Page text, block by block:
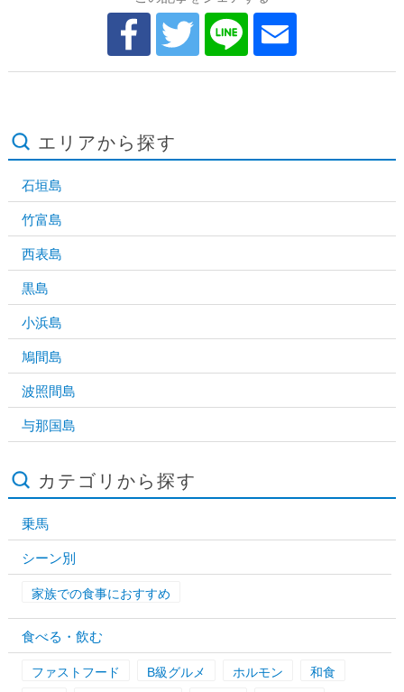
エリアから探す
石垣島
竹富島
西表島
黒島
小浜島
鳩間島
波照間島
与那国島
カテゴリから探す
乗馬
シーン別
家族での食事におすすめ
食べる・飲む
ファストフード B級グルメ ホルモン
和食